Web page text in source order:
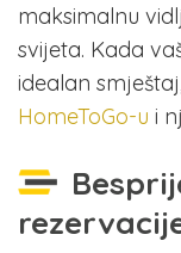
maksimalnu
svijeta. Kada
idealan
HomeToGo-u i